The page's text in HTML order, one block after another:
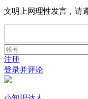
文明上网理性发言，请
注册
登录并评论